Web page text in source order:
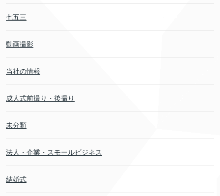
七五三
動画撮影
当社の情報
成人式前撮り・後撮り
未分類
法人・企業・スモールビジネス
結婚式